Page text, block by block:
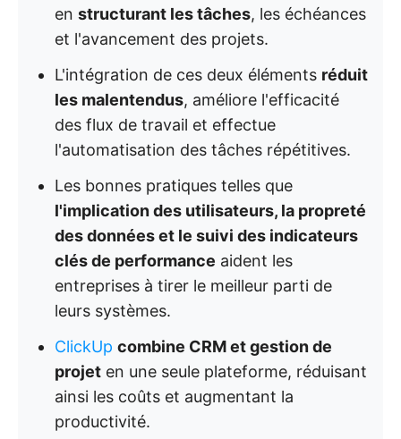
en structurant les tâches, les échéances
et l'avancement des projets.
L'intégration de ces deux éléments réduit
les malentendus, améliore l'efficacité
des flux de travail et effectue
l'automatisation des tâches répétitives.
Les bonnes pratiques telles que
l'implication des utilisateurs, la propreté
des données et le suivi des indicateurs
clés de performance aident les
entreprises à tirer le meilleur parti de
leurs systèmes.
ClickUp combine CRM et gestion de
projet en une seule plateforme, réduisant
ainsi les coûts et augmentant la
productivité.